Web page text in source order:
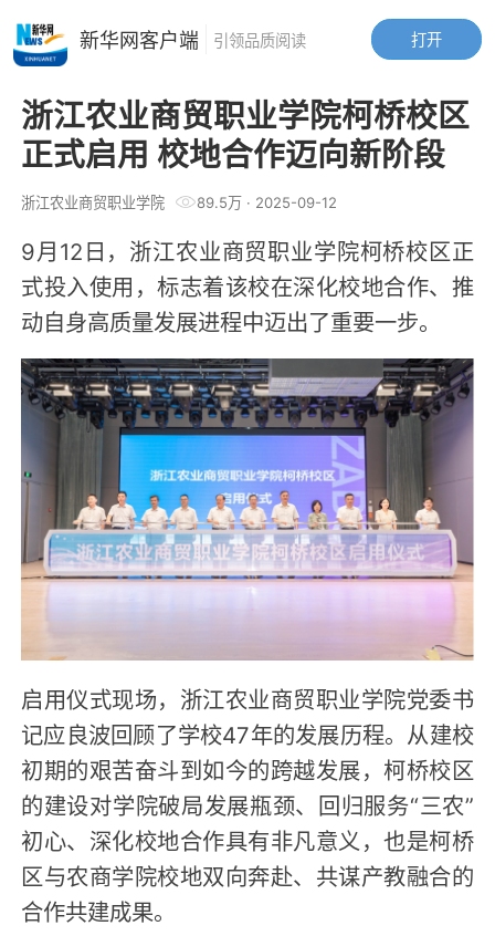
浙江农业商贸职业学院柯桥校区
正式启用 校地合作迈向新阶段
浙江农业商贸职业学院 89.5万· 2025-09-12
9月12日，浙江农业商贸职业学院柯桥校区正
式投入使用，标志着该校在深化校地合作、推
动自身高质量发展进程中迈出了重要一步。
启用仪式现场，浙江农业商贸职业学院党委书
记应良波回顾了学校47年的发展历程。从建校
初期的艰苦奋斗到如今的跨越发展，柯桥校区
的建设对学院破局发展瓶颈、回归服务“三农”
初心、深化校地合作具有非凡意义，也是柯桥
区与农商学院校地双向奔赴、共谋产教融合的
合作共建成果。
打开
新华网客户端 引领品质阅读